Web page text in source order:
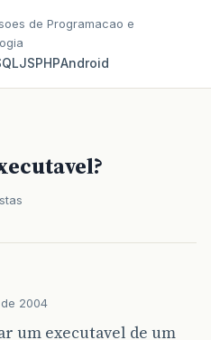
de Programacao e
JSPHPAndroid
2004
um executavel de um